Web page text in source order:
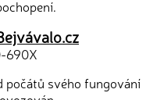
690X
počátů svého fungování